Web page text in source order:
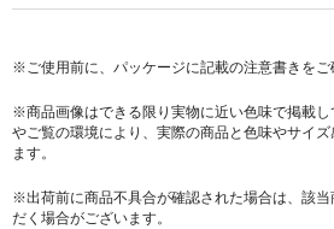
※ご使用前に、パッケージに記載の注意書きをご
※商品画像はできる限り実物に近い色味で掲載
やご覧の環境により、実際の商品と色味やサイ
ます。
※出荷前に商品不具合が確認された場合は、該
だく場合がございます。